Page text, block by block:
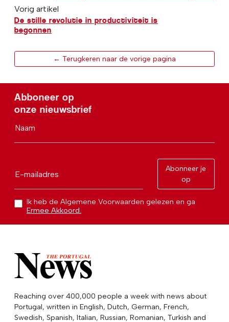
Vorig artikel
De stille revolutie in productiviteit is
begonnen
← Terugkeren naar de vorige pagina
Abboneer op
onze nieuwsbrief
Naam
E-mailadres
Abonneer je
op
Ik heb de Algemene Voorwaarden gelezen en ga
Ermee Akkoord.
Reaching over 400,000 people a week with news about
Portugal, written in English, Dutch, German, French,
Swedish, Spanish, Italian, Russian, Romanian, Turkish and